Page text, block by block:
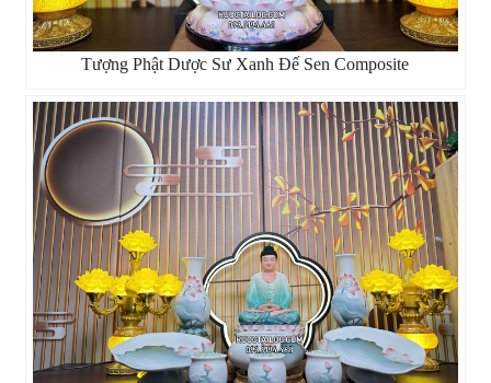
Tượng Phật Dược Sư Xanh Đế Sen Composite